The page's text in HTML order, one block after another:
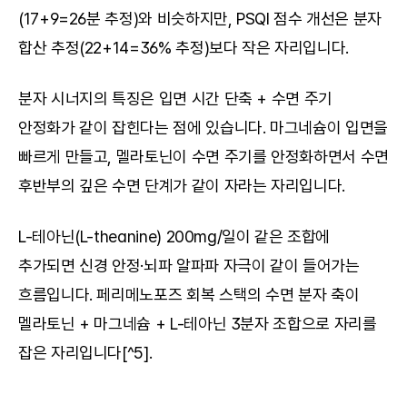
(17+9=26분 추정)와 비슷하지만, PSQI 점수 개선은 분자
합산 추정(22+14=36% 추정)보다 작은 자리입니다.
분자 시너지의 특징은 입면 시간 단축 + 수면 주기
안정화가 같이 잡힌다는 점에 있습니다. 마그네슘이 입면을
빠르게 만들고, 멜라토닌이 수면 주기를 안정화하면서 수면
후반부의 깊은 수면 단계가 같이 자라는 자리입니다.
L-테아닌(L-theanine) 200mg/일이 같은 조합에
추가되면 신경 안정·뇌파 알파파 자극이 같이 들어가는
흐름입니다. 페리메노포즈 회복 스택의 수면 분자 축이
멜라토닌 + 마그네슘 + L-테아닌 3분자 조합으로 자리를
잡은 자리입니다[^5].